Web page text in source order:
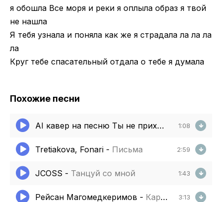
я обошла Все моря и реки я оплыла образ я твой
не нашла
Я тебя узнала и поняла как же я страдала ла ла ла
ла
Круг тебе спасательный отдала о тебе я думала
Похожие песни
AI кавер на песню Ты не приходи -Лариса
1:08
Tretiakova, Fonari - Письма 2:59
JCOSS - Танцуй со мной 1:43
Рейсан Магомедкеримов - Караван любви 3:13